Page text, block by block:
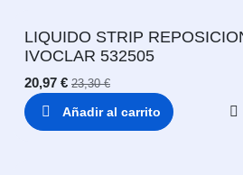
LIQUIDO STRIP
IVOCLAR 532505
20,97 € 23,30€
Añadir al carrito